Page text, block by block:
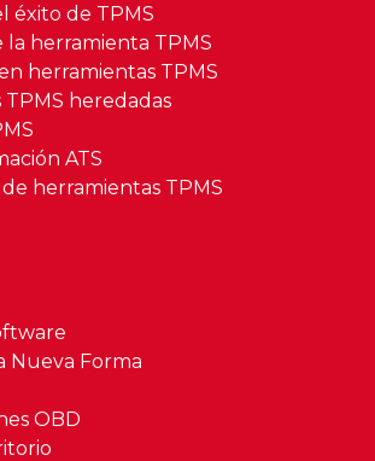
éxito de TPMS
la herramienta TPMS
herramientas TPMS
heredadas
ATS
herramientas TPMS
Nueva Forma
OBD